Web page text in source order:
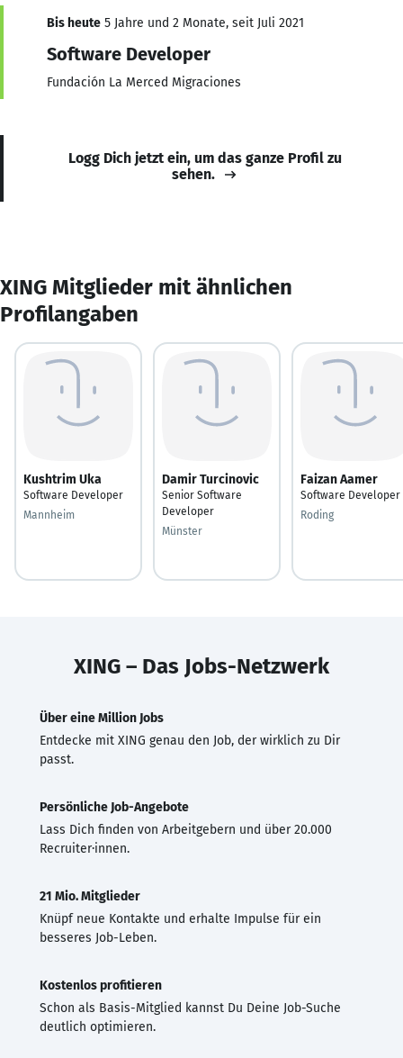
Bis heute 5 Jahre und 2 Monate, seit Juli 2021
Software Developer
Fundación La Merced Migraciones
Logg Dich jetzt ein, um das ganze Profil zu
sehen.
XING Mitglieder mit ähnlichen
Profilangaben
Kushtrim Uka
Software Developer
Mannheim
Damir Turcinovic
Senior Software
Developer
Münster
Faizan Aamer
Software Developer
Roding
XING – Das Jobs-Netzwerk
Über eine Million Jobs
Entdecke mit XING genau den Job, der wirklich zu Dir
passt.
Persönliche Job-Angebote
Lass Dich finden von Arbeitgebern und über 20.000
Recruiter·innen.
21 Mio. Mitglieder
Knüpf neue Kontakte und erhalte Impulse für ein
besseres Job-Leben.
Kostenlos profitieren
Schon als Basis-Mitglied kannst Du Deine Job-Suche
deutlich optimieren.